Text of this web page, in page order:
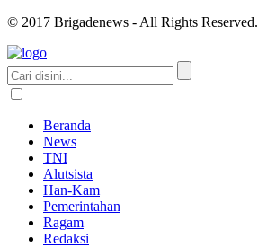
© 2017 Brigadenews - All Rights Reserved.
Beranda
News
TNI
Alutsista
Han-Kam
Pemerintahan
Ragam
Redaksi